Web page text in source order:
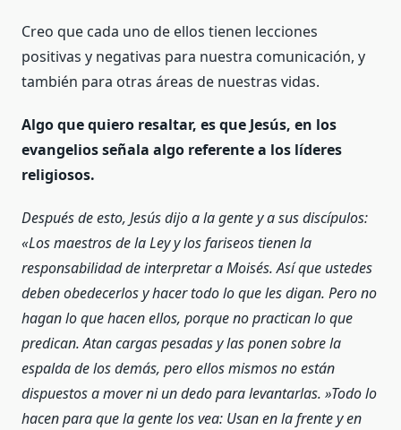
Creo que cada uno de ellos tienen lecciones
positivas y negativas para nuestra comunicación, y
también para otras áreas de nuestras vidas.
Algo que quiero resaltar, es que Jesús, en los
evangelios señala algo referente a los líderes
religiosos.
Después de esto, Jesús dijo a la gente y a sus discípulos:
«Los maestros de la Ley y los fariseos tienen la
responsabilidad de interpretar a Moisés. Así que ustedes
deben obedecerlos y hacer todo lo que les digan. Pero no
hagan lo que hacen ellos, porque no practican lo que
predican. Atan cargas pesadas y las ponen sobre la
espalda de los demás, pero ellos mismos no están
dispuestos a mover ni un dedo para levantarlas. »Todo lo
hacen para que la gente los vea: Usan en la frente y en